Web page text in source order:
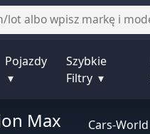
Pojazdy
▾
Szybkie
Filtry ▾
Cars-World
Max